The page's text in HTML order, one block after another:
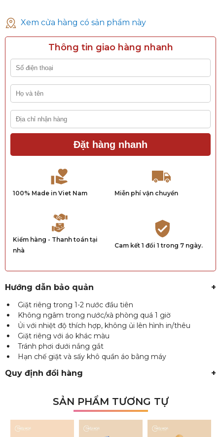
Xem cửa hàng có sản phẩm này
Thông tin giao hàng nhanh
Đặt hàng nhanh
100% Made in Viet Nam Miễn phí vận chuyển
Kiểm hàng - Thanh toán tại
nhà
Cam kết 1 đổi 1 trong 7 ngày.
Hướng dẫn bảo quản +
Giặt riêng trong 1-2 nước đầu tiên
Không ngâm trong nước/xà phòng quá 1 giờ
Ủi với nhiệt độ thích hợp, không ủi lên hình in/thêu
Giặt riêng với áo khác màu
Tránh phơi dưới nắng gắt
Hạn chế giặt và sấy khô quần áo bằng máy
Quy định đổi hàng +
SẢN PHẨM TƯƠNG TỰ